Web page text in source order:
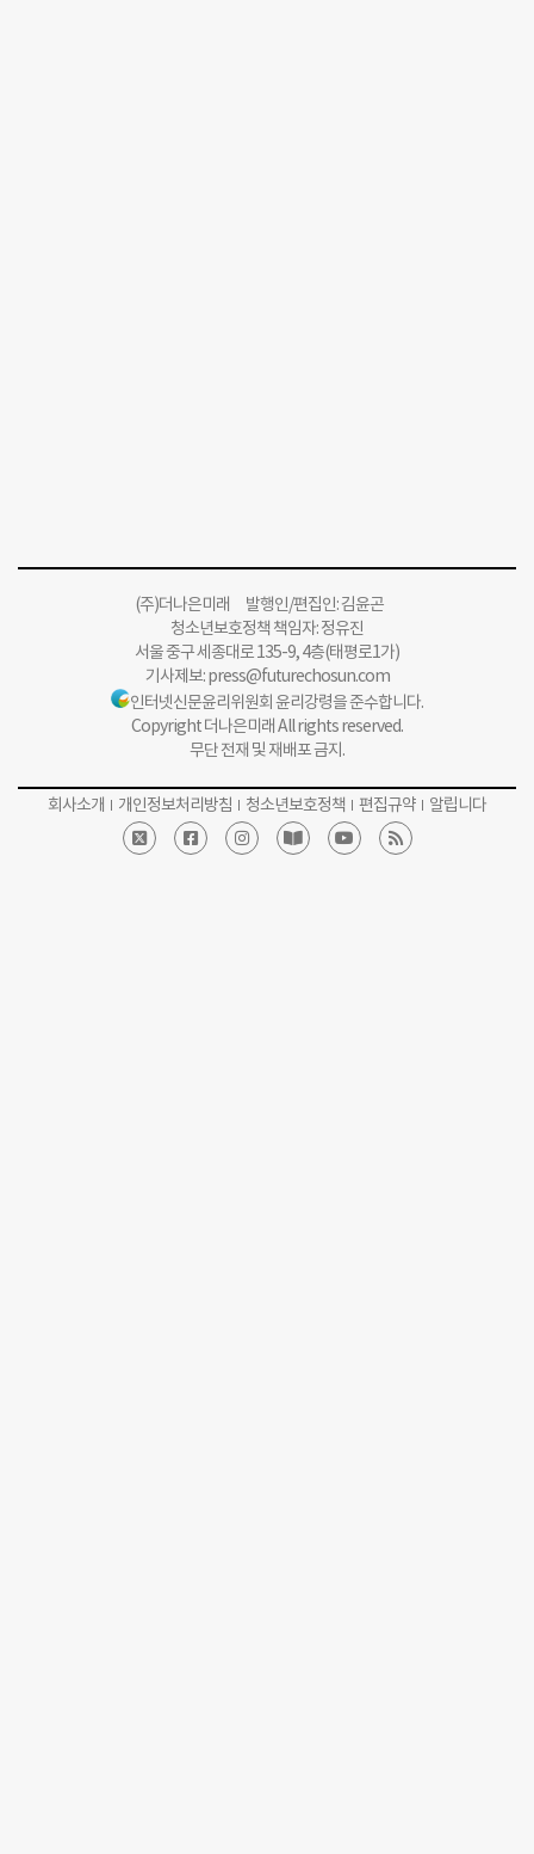
(주)더나은미래 발행인/편집인: 김윤곤
청소년보호정책 책임자: 정유진
서울 중구 세종대로 135-9, 4층(태평로1가)
기사제보:press@futurechosun.com
인터넷신문윤리위원회 윤리강령을 준수합니다.
Copyright 더나은미래 All rights reserved.
무단 전재 및 재배포 금지.
회사소개 개인정보처리방침 청소년보호정책 편집규약 알립니다